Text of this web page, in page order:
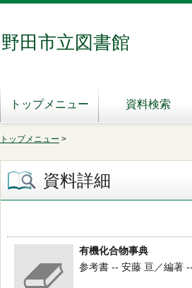
野田市立図書館
トップメニュー 資料検索
トップメニュー >
資料詳細
有機化合物事典
参考書 -- 安藤 亘／編著